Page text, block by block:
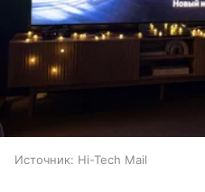
Источник: Hi-Tech Mail